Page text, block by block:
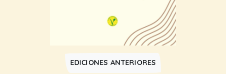
EDICIONES ANTERIORES